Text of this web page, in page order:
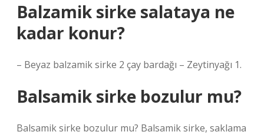
Balzamik sirke salataya ne
kadar konur?
– Beyaz balzamik sirke 2 çay bardağı – Zeytinyağı 1.
Balsamik sirke bozulur mu?
Balsamik sirke bozulur mu? Balsamik sirke, saklama